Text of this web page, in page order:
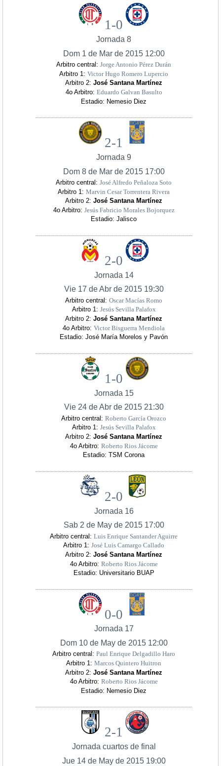
1-0
Jornada 8
Dom 1 de Mar de 2015 12:00
Arbitro central:Jorge Antonio Pérez Durán
Arbitro 1:Victor Hugo Romero Lupercio
Arbitro 2:José Santana Martínez
4o Arbitro: Eduardo Galvan Basulto
Estadio: Nemesio Diez
2-1
Jornada 9
Dom 8 de Mar de 2015 17:00
Arbitro central:José Alfredo Peñaloza Soto
Arbitro 1:Marvin Cesar Torrentera Rivera
Arbitro 2:José Santana Martínez
4o Arbitro: Jesús Fabricio Morales Bojorquez
Estadio: Jalisco
2-0
Jornada 14
Vie 17 de Abr de 2015 19:30
Arbitro central:Oscar Macías Romo
Arbitro 1: Jesús Sevilla Palafox
Arbitro 2:José Santana Martínez
4o Arbitro:Victor Bisguerra Mendiola
Estadio: José María Morelos y Pavón
1-0
Jornada 15
Vie 24 de Abr de 2015 21:30
Arbitro central:Roberto García Orozco
Arbitro 1: Jesús Sevilla Palafox
Arbitro 2:José Santana Martínez
4o Arbitro: Roberto Rios Jácome
Estadio: TSM Corona
2-0
Jornada 16
Sab 2 de May de 2015 17:00
Arbitro central:Luis Enrique Santander Aguirre
Arbitro 1:José Luis Camargo Callado
Arbitro 2:José Santana Martínez
4o Arbitro: Roberto Rios Jácome
Estadio: Universitario BUAP
0-0
Jornada 17
Dom 10 de May de 2015 12:00
Arbitro central:Paul Enrique Delgadillo Haro
Arbitro 1:Marcos Quintero Huitron
Arbitro 2:José Santana Martínez
4o Arbitro: Roberto Rios Jácome
Estadio: Nemesio Diez
2-1
Jornada cuartos de final
Jue 14 de May de 2015 19:00